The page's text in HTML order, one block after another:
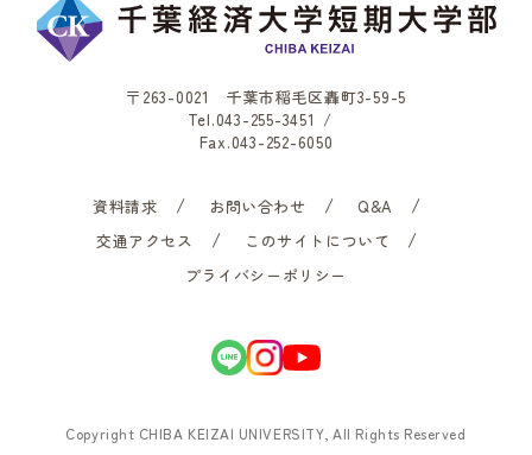
〒263-0021 千葉市稲毛区轟町3-59-5
Tel.043-255-3451 /
Fax.043-252-6050
資料請求 お問い合わせ
Q&A
交通アクセス
このサイトについて
プライバシーポリシー
Copyright CHIBA KEIZAI UNIVERSITY, All Rights Reserved